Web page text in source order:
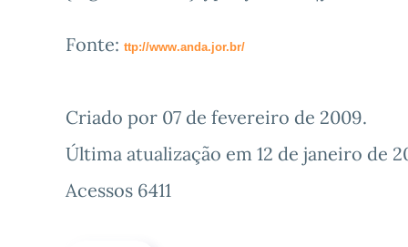
Fonte: ttp://www.anda.jor.br/
Criado por 07 de fevereiro de 2009.
Última atualização em 12 de janeiro de
Acessos 6411